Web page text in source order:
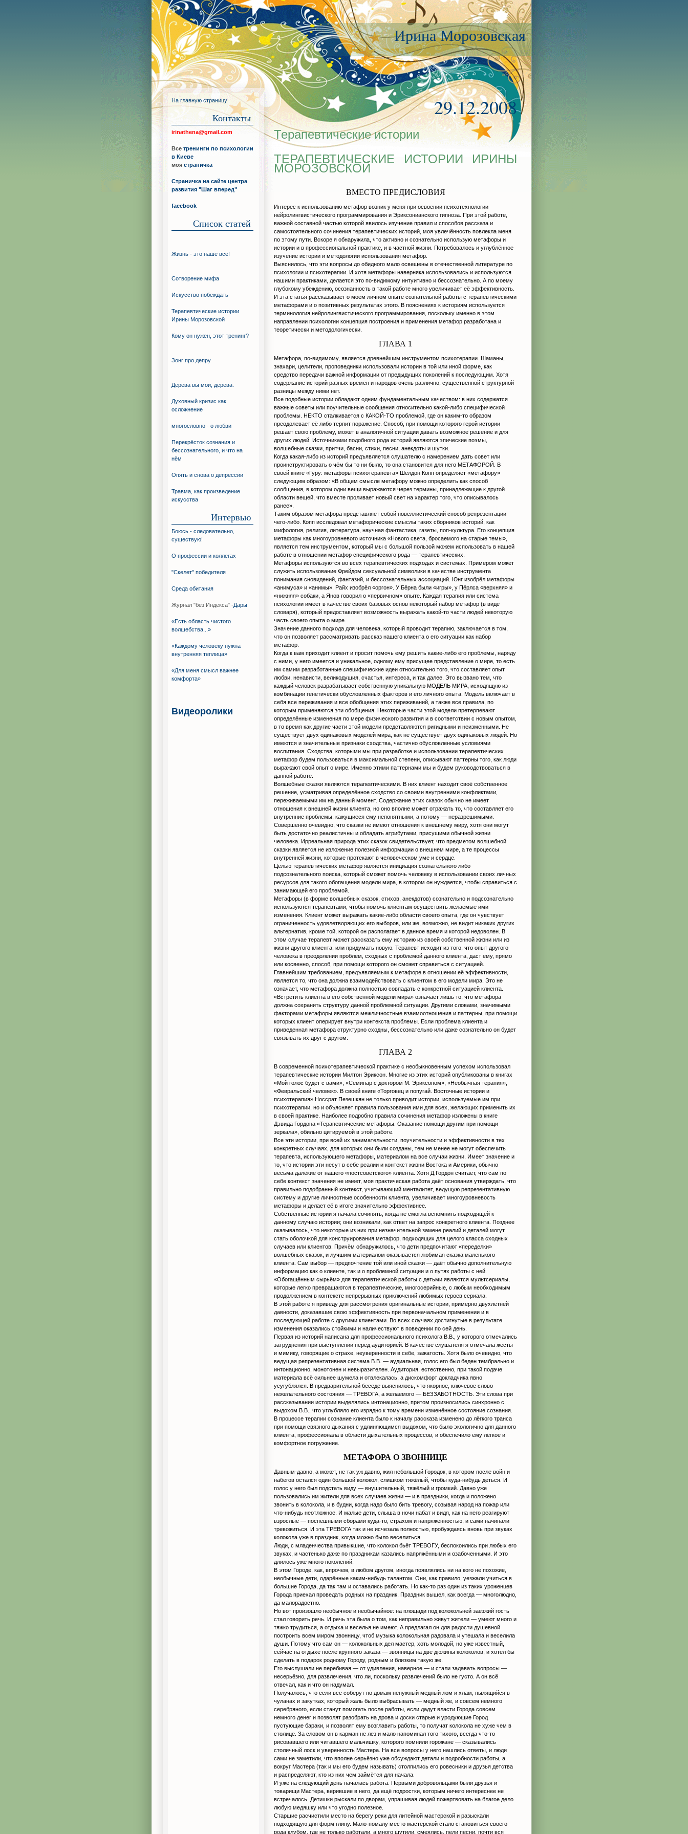
Ирина Морозовская
29.12.2008
Терапевтические истории
ТЕРАПЕВТИЧЕСКИЕ ИСТОРИИ ИРИНЫ
МОРОЗОВСКОЙ
ВМЕСТО ПРЕДИСЛОВИЯ
Интерес к использованию метафор возник у меня при освоении психотехнологии
нейролингвистического программирования и Эриксонианского гипноза. При этой работе,
важной составной частью которой явилось изучение правил и способов рассказа и
самостоятельного сочинения терапевтических историй, моя увлечённость повлекла меня
по этому пути. Вскоре я обнаружила, что активно и сознательно использую метафоры и
истории и в профессиональной практике, и в частной жизни. Потребовалось и углублённое
изучение истории и методологии использования метафор.
Выяснилось, что эти вопросы до обидного мало освещены в отечественной литературе по
психологии и психотерапии. И хотя метафоры наверняка использовались и используются
нашими практиками, делается это по-видимому интуитивно и бессознательно. А по моему
глубокому убеждению, осознанность в такой работе много увеличивает её эффективность.
И эта статья рассказывает о моём личном опыте сознательной работы с терапевтическими
метафорами и о позитивных результатах этого. В пояснениях к историям используется
терминология нейролингвистического программирования, поскольку именно в этом
направлении психологии концепция построения и применения метафор разработана и
теоретически и методологически.
ГЛАВА 1
Метафора, по-видимому, является древнейшим инструментом психотерапии. Шаманы,
знахари, целители, проповедники использовали истории в той или иной форме, как
средство передачи важной информации от предыдущих поколений к последующим. Хотя
содержание историй разных времён и народов очень различно, существенной структурной
разницы между ними нет.
Все подобные истории обладают одним фундаментальным качеством: в них содержатся
важные советы или поучительные сообщения относительно какой-либо специфической
проблемы. НЕКТО сталкивается с КАКОЙ-ТО проблемой, где он каким-то образом
преодолевает её либо терпит поражение. Способ, при помощи которого герой истории
решает свою проблему, может в аналогичной ситуации давать возможное решение и для
других людей. Источниками подобного рода историй являются эпические поэмы,
волшебные сказки, притчи, басни, стихи, песни, анекдоты и шутки.
Когда какая-либо из историй предъявляется слушателю с намерением дать совет или
проинструктировать о чём бы то ни было, то она становится для него МЕТАФОРОЙ. В
своей книге «Гуру: метафоры психотерапевта» Шелдон Копп определяет «метафору»
следующим образом: «В общем смысле метафору можно определить как способ
сообщения, в котором одни вещи выражаются через термины, принадлежащие к другой
области вещей, что вместе проливает новый свет на характер того, что описывалось
ранее».
Таким образом метафора представляет собой новеллистический способ репрезентации
чего-либо. Копп исследовал метафорические смыслы таких сборников историй, как
мифология, религия, литература, научная фантастика, газеты, поп-культура. Его концепция
метафоры как многоуровневого источника «Нового света, бросаемого на старые темы»,
является тем инструментом, который мы с большой пользой можем использовать в нашей
работе в отношении метафор специфического рода — терапевтических.
Метафоры используются во всех терапевтических подходах и системах. Примером может
служить использование Фрейдом сексуальной символики в качестве инструмента
понимания сновидений, фантазий, и бессознательных ассоциаций. Юнг изобрёл метафоры
«анимуса» и «анимы». Райх изобрёл «оргон». У Бёрна были «игры», у Пёрлса «верхняя» и
«нижняя» собаки, а Янов говорил о «первичном» опыте. Каждая терапия или система
психологии имеет в качестве своих базовых основ некоторый набор метафор (в виде
словаря), который предоставляет возможность выражать какой-то части людей некоторую
часть своего опыта о мире.
Значение данного подхода для человека, который проводит терапию, заключается в том,
что он позволяет рассматривать рассказ нашего клиента о его ситуации как набор
метафор.
Когда к вам приходит клиент и просит помочь ему решить какие-либо его проблемы, наряду
с ними, у него имеется и уникальное, одному ему присущее представление о мире, то есть
им самим разработанные специфические идеи относительно того, что составляет опыт
любви, ненависти, великодушия, счастья, интереса, и так далее. Это вызвано тем, что
каждый человек разрабатывает собственную уникальную МОДЕЛЬ МИРА, исходящую из
комбинации генетически обусловленных факторов и его личного опыта. Модель включает в
себя все переживания и все обобщения этих переживаний, а также все правила, по
которым применяются эти обобщения. Некоторые части этой модели претерпевают
определённые изменения по мере физического развития и в соответствии с новым опытом,
в то время как другие части этой модели представляются ригидными и неизменными. Не
существует двух одинаковых моделей мира, как не существует двух одинаковых людей. Но
имеются и значительные признаки сходства, частично обусловленные условиями
воспитания. Сходства, которыми мы при разработке и использовании терапевтических
метафор будем пользоваться в максимальной степени, описывают паттерны того, как люди
выражают свой опыт о мире. Именно этими паттернами мы и будем руководствоваться в
данной работе.
Волшебные сказки являются терапевтическими. В них клиент находит своё собственное
решение, усматривая определённое сходство со своими внутренними конфликтами,
переживаемыми им на данный момент. Содержание этих сказок обычно не имеет
отношения к внешней жизни клиента, но оно вполне может отражать то, что составляет его
внутренние проблемы, кажущиеся ему непонятными, а потому — неразрешимыми.
Совершенно очевидно, что сказки не имеют отношения к внешнему миру, хотя они могут
быть достаточно реалистичны и обладать атрибутами, присущими обычной жизни
человека. Ирреальная природа этих сказок свидетельствует, что предметом волшебной
сказки является не изложение полезной информации о внешнем мире, а те процессы
внутренней жизни, которые протекают в человеческом уме и сердце.
Целью терапевтических метафор является инициация сознательного либо
подсознательного поиска, который сможет помочь человеку в использовании своих личных
ресурсов для такого обогащения модели мира, в котором он нуждается, чтобы справиться с
занимающей его проблемой.
Метафоры (в форме волшебных сказок, стихов, анекдотов) сознательно и подсознательно
используются терапевтами, чтобы помочь клиентам осуществить желаемые ими
изменения. Клиент может выражать какие-либо области своего опыта, где он чувствует
ограниченность удовлетворяющих его выборов, или же, возможно, не видит никаких других
альтернатив, кроме той, которой он располагает в данное время и которой недоволен. В
этом случае терапевт может рассказать ему историю из своей собственной жизни или из
жизни другого клиента, или придумать новую. Терапевт исходит из того, что опыт другого
человека в преодолении проблем, сходных с проблемой данного клиента, даст ему, прямо
или косвенно, способ, при помощи которого он сможет справиться с ситуацией.
Главнейшим требованием, предъявляемым к метафоре в отношении её эффективности,
является то, что она должна взаимодействовать с клиентом в его модели мира. Это не
означает, что метафора должна полностью совпадать с конкретной ситуацией клиента.
«Встретить клиента в его собственной модели мира» означает лишь то, что метафора
должна сохранить структуру данной проблемной ситуации. Другими словами, значимыми
факторами метафоры являются межличностные взаимоотношения и паттерны, при помощи
которых клиент оперирует внутри контекста проблемы. Если проблема клиента и
приведенная метафора структурно сходны, бессознательно или даже сознательно он будет
связывать их друг с другом.
ГЛАВА 2
В современной психотерапевтической практике с необыкновенным успехом использовал
терапевтические истории Милтон Эриксон. Многие из этих историй опубликованы в книгах
«Мой голос будет с вами», «Семинар с доктором М. Эриксоном», «Необычная терапия»,
«Февральский человек». В своей книге «Торговец и попугай. Восточные истории и
психотерапия» Носсрат Пезешкян не только приводит истории, используемые им при
психотерапии, но и объясняет правила пользования ими для всех, желающих применить их
в своей практике. Наиболее подробно правила сочинения метафор изложены в книге
Дэвида Гордона «Терапевтические метафоры. Оказание помощи другим при помощи
зеркала», обильно цитируемой в этой работе.
Все эти истории, при всей их занимательности, поучительности и эффективности в тех
конкретных случаях, для которых они были созданы, тем не менее не могут обеспечить
терапевта, использующего метафоры, материалом на все случаи жизни. Имеет значение и
то, что истории эти несут в себе реалии и контекст жизни Востока и Америки, обычно
весьма далёкие от нашего «постсоветского» клиента. Хотя Д.Гордон считает, что сам по
себе контекст значения не имеет, моя практическая работа даёт основания утверждать, что
правильно подобранный контекст, учитывающий менталитет, ведущую репрезентативную
систему и другие личностные особенности клиента, увеличивает многоуровневость
метафоры и делает её в итоге значительно эффективнее.
Собственные истории я начала сочинять, когда не смогла вспомнить подходящей к
данному случаю истории; они возникали, как ответ на запрос конкретного клиента. Позднее
оказывалось, что некоторые из них при незначительной замене реалий и деталей могут
стать оболочкой для конструирования метафор, подходящих для целого класса сходных
случаев или клиентов. Причём обнаружилось, что дети предпочитают «переделки»
волшебных сказок, и лучшим материалом оказывается любимая сказка маленького
клиента. Сам выбор — предпочтение той или иной сказки — даёт обычно дополнительную
информацию как о клиенте, так и о проблемной ситуации и о путях работы с ней.
«Обогащённым сырьём» для терапевтической работы с детьми являются мультсериалы,
которые легко превращаются в терапевтические, многосерийные, с любым необходимым
продолжением в контексте непрерывных приключений любимых героев сериала.
В этой работе я приведу для рассмотрения оригинальные истории, примерно двухлетней
давности, доказавшие свою эффективность при первоначальном применении и в
последующей работе с другими клиентами. Во всех случаях достигнутые в результате
изменения оказались стойкими и наличествуют в поведении по сей день.
Первая из историй написана для профессионального психолога В.В., у которого отмечались
затруднения при выступлении перед аудиторией. В качестве слушателя я отмечала жесты
и мимику, говорящие о страхе, неуверенности в себе, зажатость. Хотя было очевидно, что
ведущая репрезентативная система В.В. — аудиальная, голос его был беден тембрально и
интонационно, монотонен и невыразителен. Аудитория, естественно, при такой подаче
материала всё сильнее шумела и отвлекалась, а дискомфорт докладчика явно
усугублялся. В предварительной беседе выяснилось, что якорное, ключевое слово
нежелательного состояния — ТРЕВОГА, а желаемого — БЕЗЗАБОТНОСТЬ. Эти слова при
рассказывании истории выделялись интонационно, притом произносились синхронно с
выдохом В.В., что углубляло его изрядно к тому времени изменённое состояние сознания.
В процессе терапии сознание клиента было к началу рассказа изменено до лёгкого транса
при помощи связного дыхания с удлиняющимся выдохом, что было экологично для данного
клиента, профессионала в области дыхательных процессов, и обеспечило ему лёгкое и
комфортное погружение.
МЕТАФОРА О ЗВОННИЦЕ
Давным-давно, а может, не так уж давно, жил небольшой Городок, в котором после войн и
набегов остался один большой колокол, слишком тяжёлый, чтобы куда-нибудь деться. И
голос у него был подстать виду — внушительный, тяжёлый и громкий. Давно уже
пользовались им жители для всех случаев жизни — и в праздники, когда и положено
звонить в колокола, и в будни, когда надо было бить тревогу, созывая народ на пожар или
что-нибудь неотложное. И малые дети, слыша в ночи набат и видя, как на него реагируют
взрослые — поспешными сборами куда-то, страхом и напряжённостью, и сами начинали
тревожиться. И эта ТРЕВОГА так и не исчезала полностью, пробуждаясь вновь при звуках
колокола уже в праздник, когда можно было веселиться.
Люди, с младенчества привыкшие, что колокол бьёт ТРЕВОГУ, беспокоились при любых его
звуках, и частенько даже по праздникам казались напряжёнными и озабоченными. И это
длилось уже много поколений.
В этом Городе, как, впрочем, в любом другом, иногда появлялись ни на кого не похожие,
необычные дети, одарённые каким-нибудь талантом. Они, как правило, уезжали учиться в
большие Города, да так там и оставались работать. Но как-то раз один из таких уроженцев
Города приехал проведать родных на праздник. Праздник вышел, как всегда — многолюдно,
да малорадостно.
Но вот произошло необычное и необычайное: на площади под колокольней заезжий гость
стал говорить речь. И речь эта была о том, как неправильно живут жители — умеют много и
тяжко трудиться, а отдыха и веселья не имеют. А предлагал он для радости душевной
построить всем миром звонницу, чтоб музыка колокольная радовала и утешала и веселила
души. Потому что сам он — колокольных дел мастер, хоть молодой, но уже известный,
сейчас на отдыхе после крупного заказа — звонницы на две дюжины колоколов, и хотел бы
сделать в подарок родному Городу, родным и близким такую же.
Его выслушали не перебивая — от удивления, наверное — и стали задавать вопросы —
несерьёзно, для развлечения, что ли, поскольку развлечений было не густо. А он всё
отвечал, как и что он надумал.
Получалось, что если все соберут по домам ненужный медный лом и хлам, пылящийся в
чуланах и закутках, который жаль было выбрасывать — медный же, и совсем немного
серебряного, если станут помогать после работы, если дадут власти Города совсем
немного денег и позволят разобрать на дрова и доски старые и уродующие Город
пустующие бараки, и позволят ему возглавить работы, то получат колокола не хуже чем в
столице. За словом он в карман не лез и мало напоминал того тихого, всегда что-то
рисовавшего или читавшего мальчишку, которого помнили горожане — сказывались
столичный лоск и уверенность Мастера. На все вопросы у него нашлись ответы, и люди
сами не заметили, что вполне серьёзно уже обсуждают детали и подробности работы, а
вокруг Мастера (так и мы его будем называть) столпились его ровесники и друзья детства
и распределяют, кто из них чем займётся для начала.
И уже на следующий день началась работа. Первыми добровольцами были друзья и
товарищи Мастера, верившие в него, да ещё подростки, которым ничего интереснее не
встречалось. Детишки рыскали по дворам, упрашивая людей пожертвовать на благое дело
любую медяшку или что угодно полезное.
Старшие расчистили место на берегу реки для литейной мастерской и разыскали
подходящую для форм глину. Мало-помалу место мастерской стало становиться своего
рода клубом, где не только работали, а много шутили, смеялись, пели песни, почти вся
На главную страницу
Контакты
irinathena@gmail.com
Все тренинги по психологии
в Киеве
моя страничка
Страничка на сайте центра
развития "Шаг вперед"
facebook
Список статей
Жизнь - это наше всё!
Сотворение мифа
Искуcство побеждать
Терапевтические истории
Ирины Морозовской
Кому он нужен, этот тренинг?
Зонг про депру
Дерева вы мои, дерева.
Духовный кризис как
осложнение
многословно - о любви
Перекрёсток сознания и
бессознательного, и что на
нём
Опять и снова о депрессии
Травма, как произведение
искусства
Интервью
Боюсь - следовательно,
существую!
О профессии и коллегах
"Скелет" победителя
Среда обитания
Журнал "без Индекса" -Дары
«Есть область чистого
волшебства...»
«Каждому человеку нужна
внутренняя теплица»
«Для меня смысл важнее
комфорта»
Видеоролики